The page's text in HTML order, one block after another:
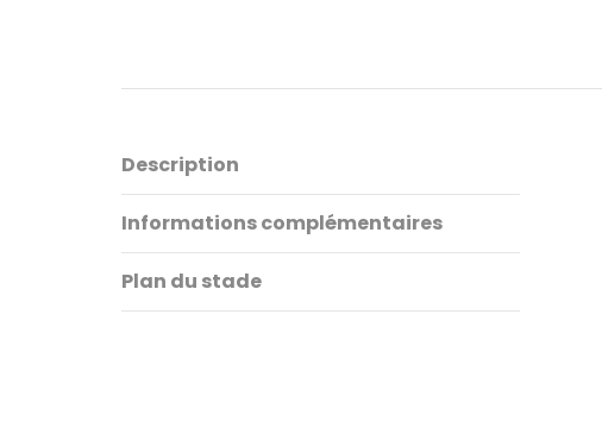
Description
Informations complémentaires
Plan du stade